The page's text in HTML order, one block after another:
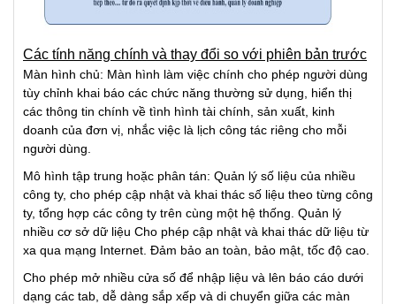
Các tính năng chính và thay đổi so với phiên bản trước
Màn hình chủ: Màn hình làm việc chính cho phép người dùng
tùy chỉnh khai báo các chức năng thường sử dụng, hiển thị
các thông tin chính về tình hình tài chính, sản xuất, kinh
doanh của đơn vị, nhắc việc là lịch công tác riêng cho mỗi
người dùng.
Mô hình tập trung hoặc phân tán: Quản lý số liệu của nhiều
công ty, cho phép cập nhật và khai thác số liệu theo từng công
ty, tổng hợp các công ty trên cùng một hệ thống. Quản lý
nhiều cơ sở dữ liệu Cho phép cập nhật và khai thác dữ liệu từ
xa qua mạng Internet. Đảm bảo an toàn, bảo mật, tốc độ cao.
Cho phép mở nhiều cửa số để nhập liệu và lên báo cáo dưới
dạng các tab, dễ dàng sắp xếp và di chuyển giữa các màn